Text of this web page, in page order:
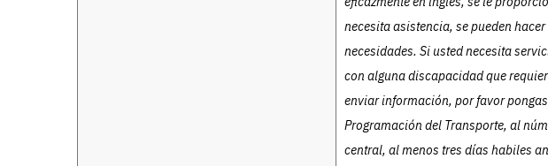
necesita asistencia, se pueden
necesidades. Si usted necesita
con alguna discapacidad que
enviar información, por favor
Programación del Transporte, al
central, al menos tres días habiles